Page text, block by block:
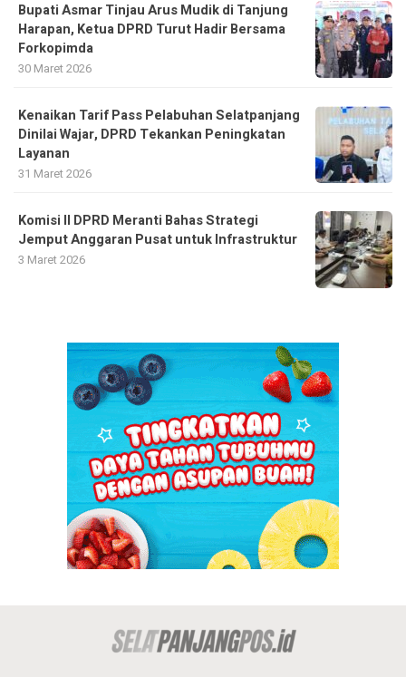
Bupati Asmar Tinjau Arus Mudik di Tanjung
Harapan, Ketua DPRD Turut Hadir Bersama
Forkopimda
30 Maret 2026
Kenaikan Tarif Pass Pelabuhan Selatpanjang
Dinilai Wajar, DPRD Tekankan Peningkatan
Layanan
31 Maret 2026
Komisi II DPRD Meranti Bahas Strategi
Jemput Anggaran Pusat untuk Infrastruktur
3 Maret 2026